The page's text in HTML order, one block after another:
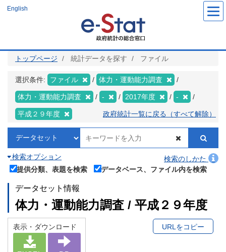
ツ
English
トップページ 統計データを探す ファイル
選択条件: ファイル 体力・運動能力調査
体力・運動能力調査 - 2017年度 -
平成２９年度 政府統計一覧に戻る（すべて解除）
検索オプション
検索のしかた
提供分類、表題を検索
データベース、ファイル内を検索
データセット情報
体力・運動能力調査 / 平成２９年度
表示・ダウンロード URLをコピー